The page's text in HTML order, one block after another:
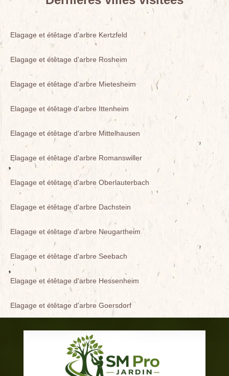
Elagage et étêtage d'arbre Kertzfeld
Elagage et étêtage d'arbre Rosheim
Elagage et étêtage d'arbre Mietesheim
Elagage et étêtage d'arbre Ittenheim
Elagage et étêtage d'arbre Mittelhausen
Elagage et étêtage d'arbre Romanswiller
Elagage et étêtage d'arbre Oberlauterbach
Elagage et étêtage d'arbre Dachstein
Elagage et étêtage d'arbre Neugartheim
Elagage et étêtage d'arbre Seebach
Elagage et étêtage d'arbre Hessenheim
Elagage et étêtage d'arbre Goersdorf